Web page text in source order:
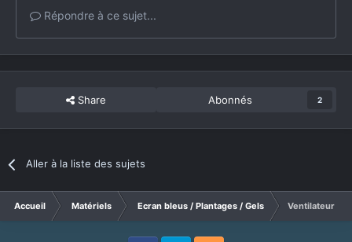
Répondre à ce sujet...
Share Abonnés 2
Aller à la liste des sujets
Accueil Matériels Ecran bleus / Plantages / Gels Ventilateur